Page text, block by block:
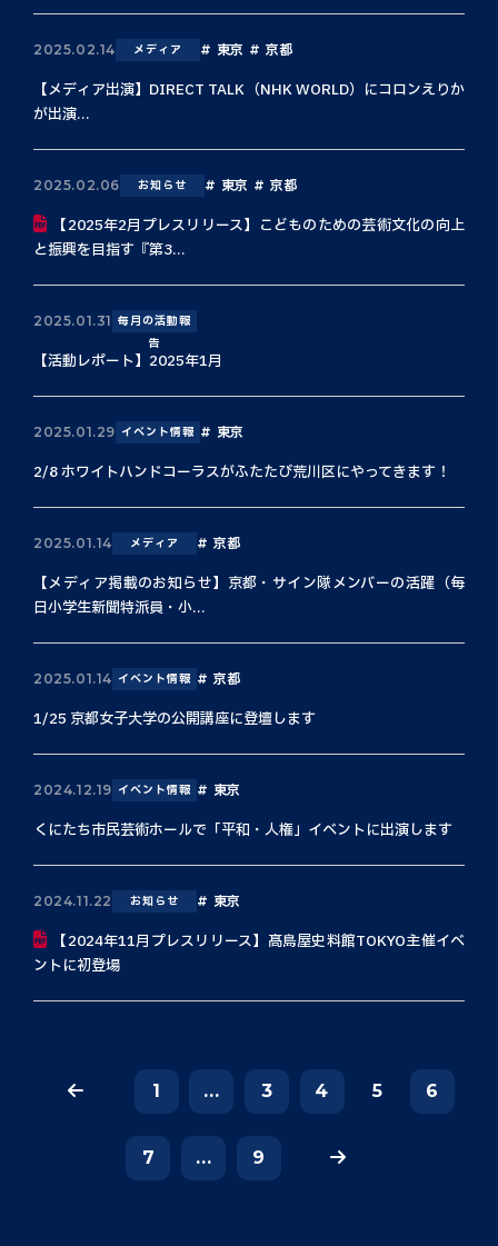
2025.02.14 メディア 東京 京都
【メディア出演】DIRECT TALK（NHK WORLD）にコロンえりか
が出演...
2025.02.06 お知らせ 東京 京都
【2025年2月プレスリリース】こどものための芸術文化の向上
と振興を目指す『第3...
2025.01.31 毎月の活動報
告
【活動レポート】2025年1月
2025.01.29 イベント情報 東京
2/8 ホワイトハンドコーラスがふたたび荒川区にやってきます！
2025.01.14 メディア 京都
【メディア掲載のお知らせ】京都・サイン隊メンバーの活躍（毎
日小学生新聞特派員・小...
2025.01.14 イベント情報 京都
1/25 京都女子大学の公開講座に登壇します
2024.12.19 イベント情報 東京
くにたち市民芸術ホールで「平和・人権」イベントに出演します
2024.11.22 お知らせ 東京
【2024年11月プレスリリース】髙島屋史料館TOKYO主催イベ
ントに初登場
1 ... 3 4 5 6
7 ... 9